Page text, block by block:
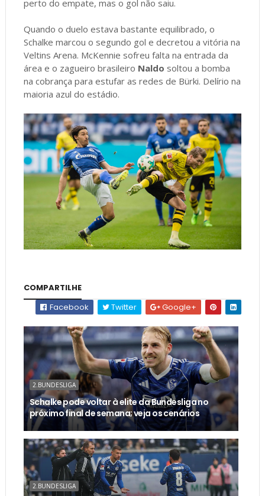
perto do empate, mas o gol não saiu.
Quando o duelo estava bastante equilibrado, o
Schalke marcou o segundo gol e decretou a vitória na
Veltins Arena. McKennie sofreu falta na entrada da
área e o zagueiro brasileiro Naldo soltou a bomba
na cobrança para estufar as redes de Bürki. Delírio na
maioria azul do estádio.
COMPARTILHE
Facebook
Twitter Google+
2.BUNDESLIGA
Schalke pode voltar à elite da Bundesliga no
próximo final de semana; veja os cenários
2.BUNDESLIGA